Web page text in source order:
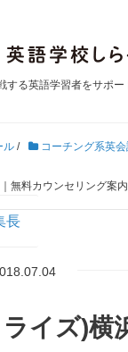
する英語学習者をサポー
ル / コーチング系英
無料カウンセリング案
長
イズ)横